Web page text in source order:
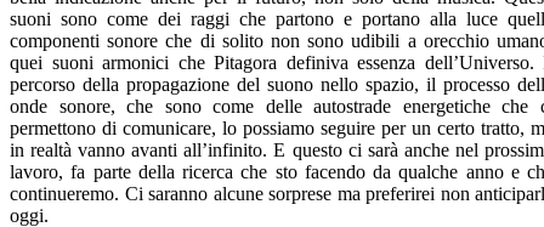
suoni sono come dei raggi che partono e portano alla luce
componenti sonore che di solito non sono udibili a orecchio
quei suoni armonici che Pitagora definiva essenza dell’Universo.
percorso della propagazione del suono nello spazio, il processo
onde sonore, che sono come delle autostrade energetiche che
permettono di comunicare, lo possiamo seguire per un certo tratto,
in realtà vanno avanti all’infinito. E questo ci sarà anche nel
lavoro, fa parte della ricerca che sto facendo da qualche anno e
continueremo. Ci saranno alcune sorprese ma preferirei non
oggi.